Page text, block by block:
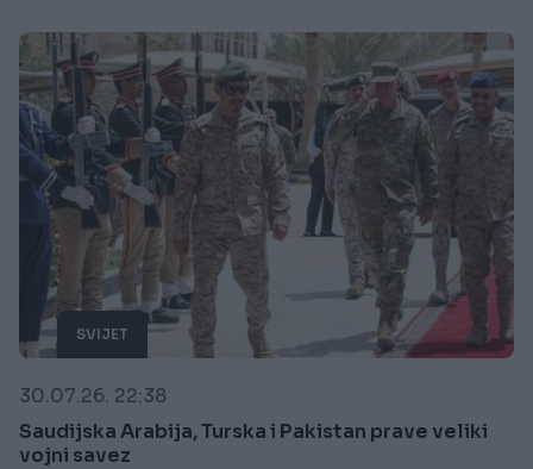
SVIJET
30.07.26. 22:38
Saudijska Arabija, Turska i Pakistan prave veliki
vojni savez